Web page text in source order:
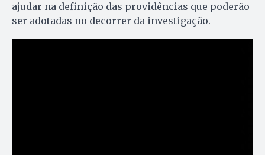
ajudar na definição das providências que poderão
ser adotadas no decorrer da investigação.